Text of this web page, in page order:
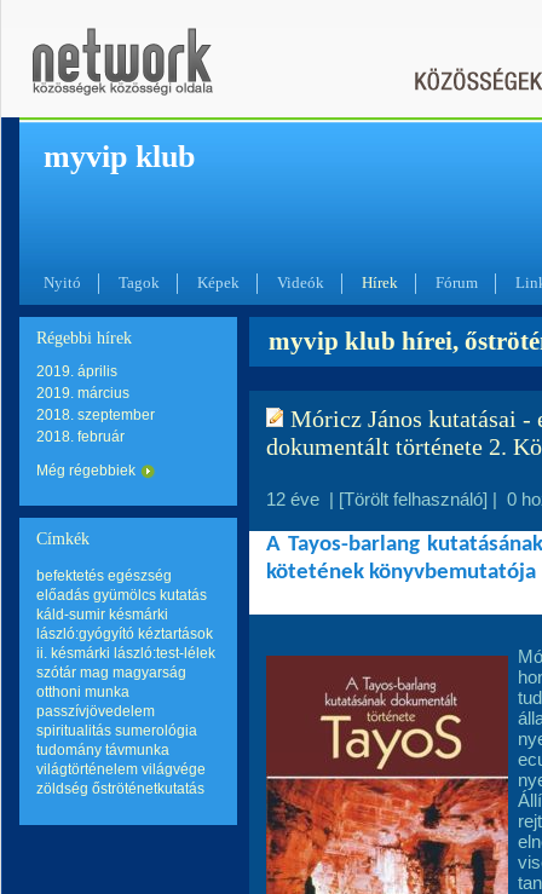
myvip klub
Nyitó Tagok Képek Videók Hírek Fórum
Régebbi hírek
2019. április
2019. március
2018. szeptember
2018. február
Még régebbiek
Címkék
befektetés egészség
előadás gyümölcs kutatás
káld-sumir késmárki
lászló:gyógyító kéztartások
ii. késmárki lászló:test-lélek
szótár mag magyarság
otthoni munka
passzívjövedelem
spiritualitás sumerológia
tudomány távmunka
világtörténelem világvége
zöldség őströténetkutatás
myvip klub hírei,
Móricz János kutatásai -
dokumentált története 2.
12 éve | [Törölt felhasználó] | 0
A Tayos-barlang
kötetének könyvbemutatója